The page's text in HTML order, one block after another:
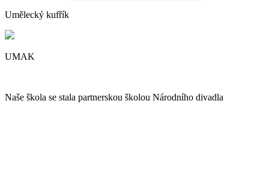
Umělecký kufřík
UMAK
Naše škola se stala partnerskou školou Národního divadla